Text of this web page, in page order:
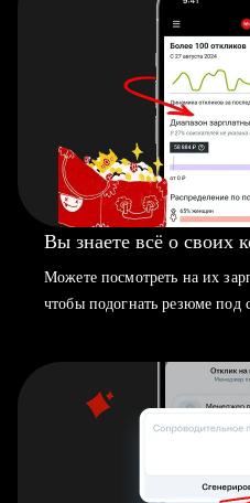
Вы знаете всё о своих
Можете посмотреть на их
чтобы подогнать резюме под